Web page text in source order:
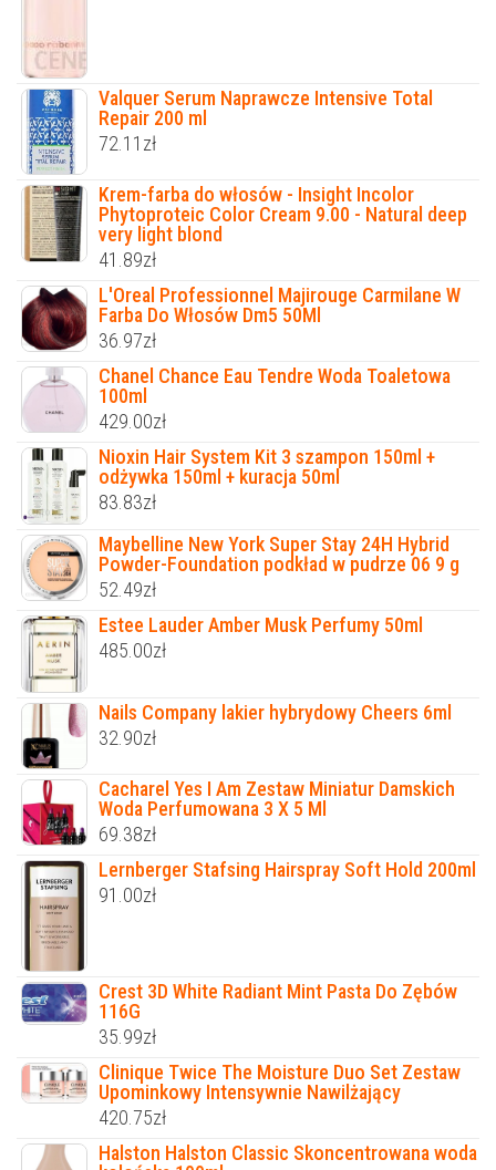
Valquer Serum Naprawcze Intensive Total
Repair 200 ml
72.11 zł
Krem-farba do włosów - Insight Incolor
Phytoproteic Color Cream 9.00 - Natural deep
very light blond
41.89zł
L'Oreal Professionnel Majirouge Carmilane W
Farba Do Włosów Dm5 50Ml
36.97zł
Chanel Chance Eau Tendre Woda Toaletowa
100ml
429.00zł
Nioxin Hair System Kit 3 szampon 150ml +
odżywka 150ml + kuracja 50ml
83.83zł
Maybelline New York Super Stay 24H Hybrid
Powder-Foundation podkład w pudrze 06 9 g
52.49zł
Estee Lauder Amber Musk Perfumy 50ml
485.00zł
Nails Company lakier hybrydowy Cheers 6ml
32.90zł
Cacharel Yes I Am Zestaw Miniatur Damskich
Woda Perfumowana 3 X 5 Ml
69.38zł
Lernberger Stafsing Hairspray Soft Hold 200ml
91.00zł
Crest 3D White Radiant Mint Pasta Do Zębów
116G
35.99zł
Clinique Twice The Moisture Duo Set Zestaw
Upominkowy Intensywnie Nawilżający
420.75zł
Halston Halston Classic Skoncentrowana woda